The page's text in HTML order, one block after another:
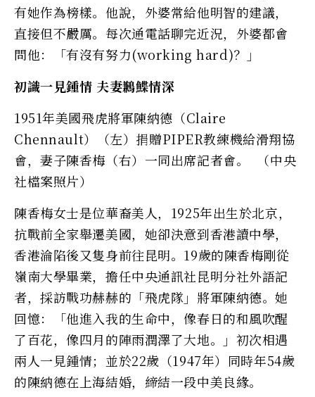
有她作為榜樣。他說，外婆常給他明智的建議，
直接但不嚴厲。每次通電話聊完近況，外婆都會
問他：「有沒有努力(working hard)？」
初識一見鍾情 夫妻鶼鰈情深
1951年美國飛虎將軍陳納德（Claire
Chennault）（左）捐贈PIPER教練機給滑翔協
會，妻子陳香梅（右）一同出席記者會。 （中央
社檔案照片）
陳香梅女士是位華裔美人，1925年出生於北京，
抗戰前全家舉遷美國，她卻決意到香港讀中學，
香港淪陷後又隻身前往昆明。19歲的陳香梅剛從
嶺南大學畢業，擔任中央通訊社昆明分社外語記
者，採訪戰功赫赫的「飛虎隊」將軍陳納德。她
回憶：「他進入我的生命中，像春日的和風吹醒
了百花，像四月的陣雨潤澤了大地。」初次相遇
兩人一見鍾情；並於22歲（1947年）同時年54歲
的陳納德在上海結婚，締結一段中美良緣。